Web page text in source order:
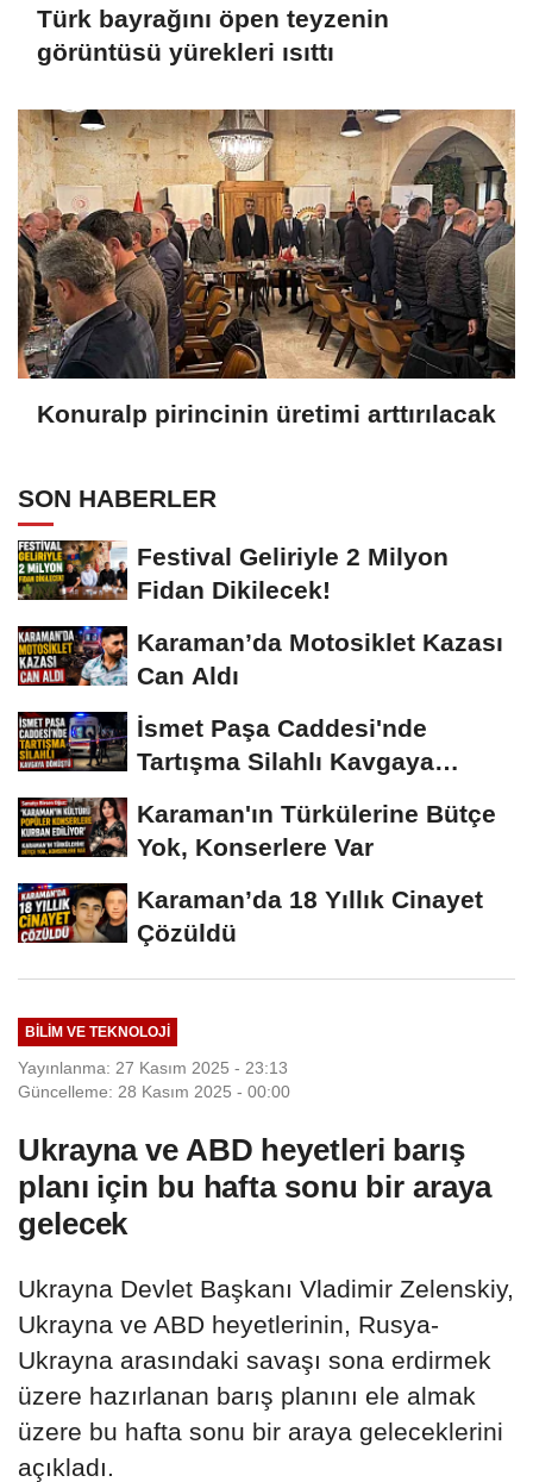
Türk bayrağını öpen teyzenin
görüntüsü yürekleri ısıttı
Konuralp pirincinin üretimi arttırılacak
SON HABERLER
Festival Geliriyle 2 Milyon
Fidan Dikilecek!
Karaman’da Motosiklet Kazası
Can Aldı
İsmet Paşa Caddesi'nde
Tartışma Silahlı Kavgaya
Karaman'ın Türkülerine Bütçe
Yok, Konserlere Var
Karaman’da 18 Yıllık Cinayet
Çözüldü
BILIM VE TEKNOLOJI
Yayınlanma: 27 Kasım 2025 - 23:13
Güncelleme: 28 Kasım 2025 - 00:00
Ukrayna ve ABD heyetleri barış
planı için bu hafta sonu bir araya
gelecek
Ukrayna Devlet Başkanı Vladimir Zelenskiy,
Ukrayna ve ABD heyetlerinin, Rusya-
Ukrayna arasındaki savaşı sona erdirmek
üzere hazırlanan barış planını ele almak
üzere bu hafta sonu bir araya geleceklerini
açıkladı.